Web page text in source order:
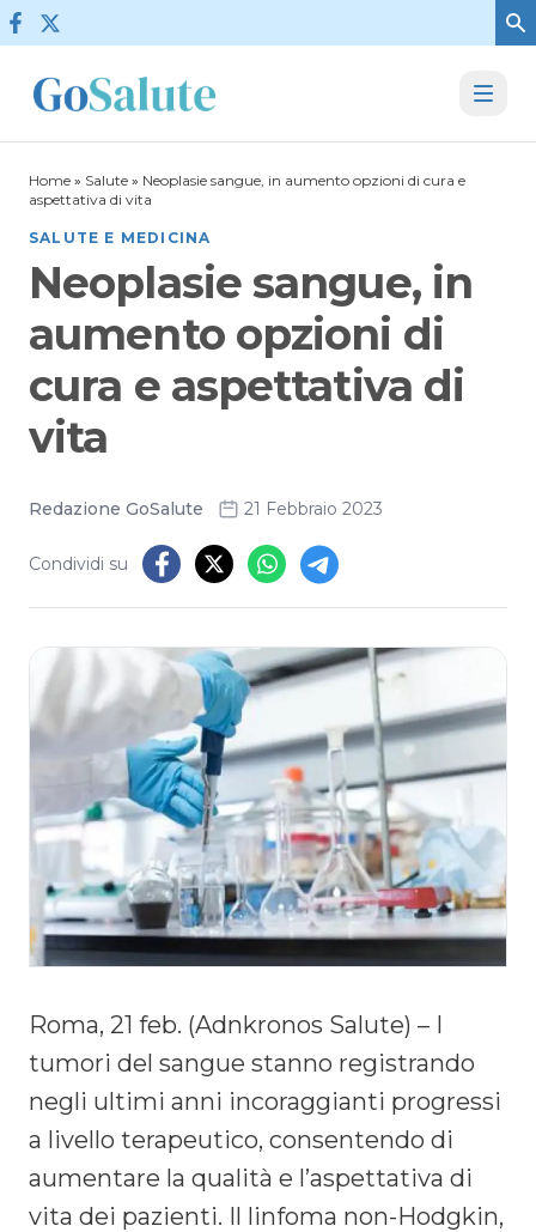
Vai al contenuto
Home » Salute » Neoplasie sangue, in aumento opzioni di cura e
aspettativa di vita
SALUTE E MEDICINA
Neoplasie sangue, in
aumento opzioni di
cura e aspettativa di
vita
Redazione GoSalute 21 Febbraio 2023
Condividi su
Roma, 21 feb. (Adnkronos Salute) – I
tumori del sangue stanno registrando
negli ultimi anni incoraggianti progressi
a livello terapeutico, consentendo di
aumentare la qualità e l’aspettativa di
vita dei pazienti. Il linfoma non-Hodgkin,